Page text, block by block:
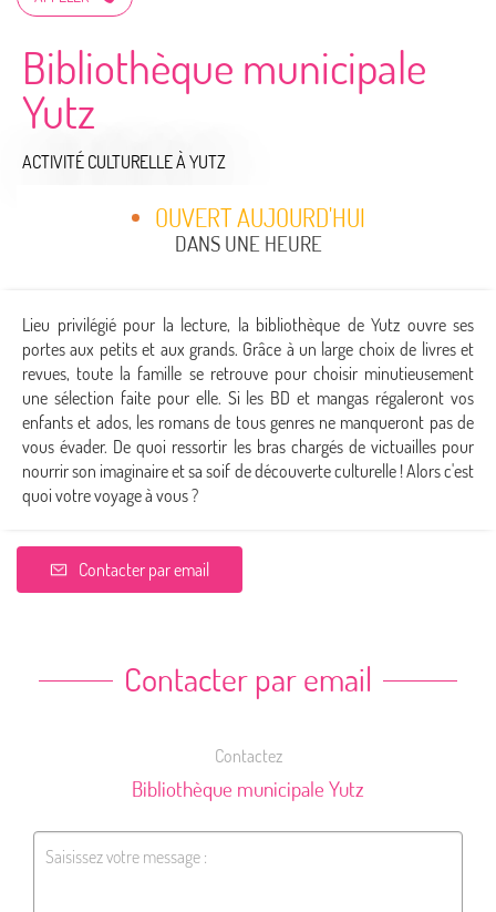
Bibliothèque municipale
Yutz
ACTIVITÉ CULTURELLEÀ YUTZ
OUVERT AUJOURD'HUI
DANS UNE HEURE
Lieu privilégié pour la lecture, la bibliothèque de Yutz ouvre ses
portes aux petits et aux grands. Grâce à un large choix de livres et
revues, toute la famille se retrouve pour choisir minutieusement
une sélection faite pour elle. Si les BD et mangas régaleront vos
enfants et ados, les romans de tous genres ne manqueront pas de
vous évader. De quoi ressortir les bras chargés de victuailles pour
nourrir son imaginaire et sa soif de découverte culturelle ! Alors c'est
quoi votre voyage à vous ?
Contacter par email
Contacter par email
Contactez
Bibliothèque municipale Yutz